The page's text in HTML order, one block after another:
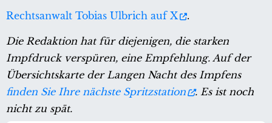
Rechtsanwalt Tobias Ulbrich auf X .
Die Redaktion hat für diejenigen, die starken
Impfdruck verspüren, eine Empfehlung. Auf der
Übersichtskarte der Langen Nacht des Impfens
finden Sie Ihre nächste Spritzstation
. Es ist noch
nicht zu spät.